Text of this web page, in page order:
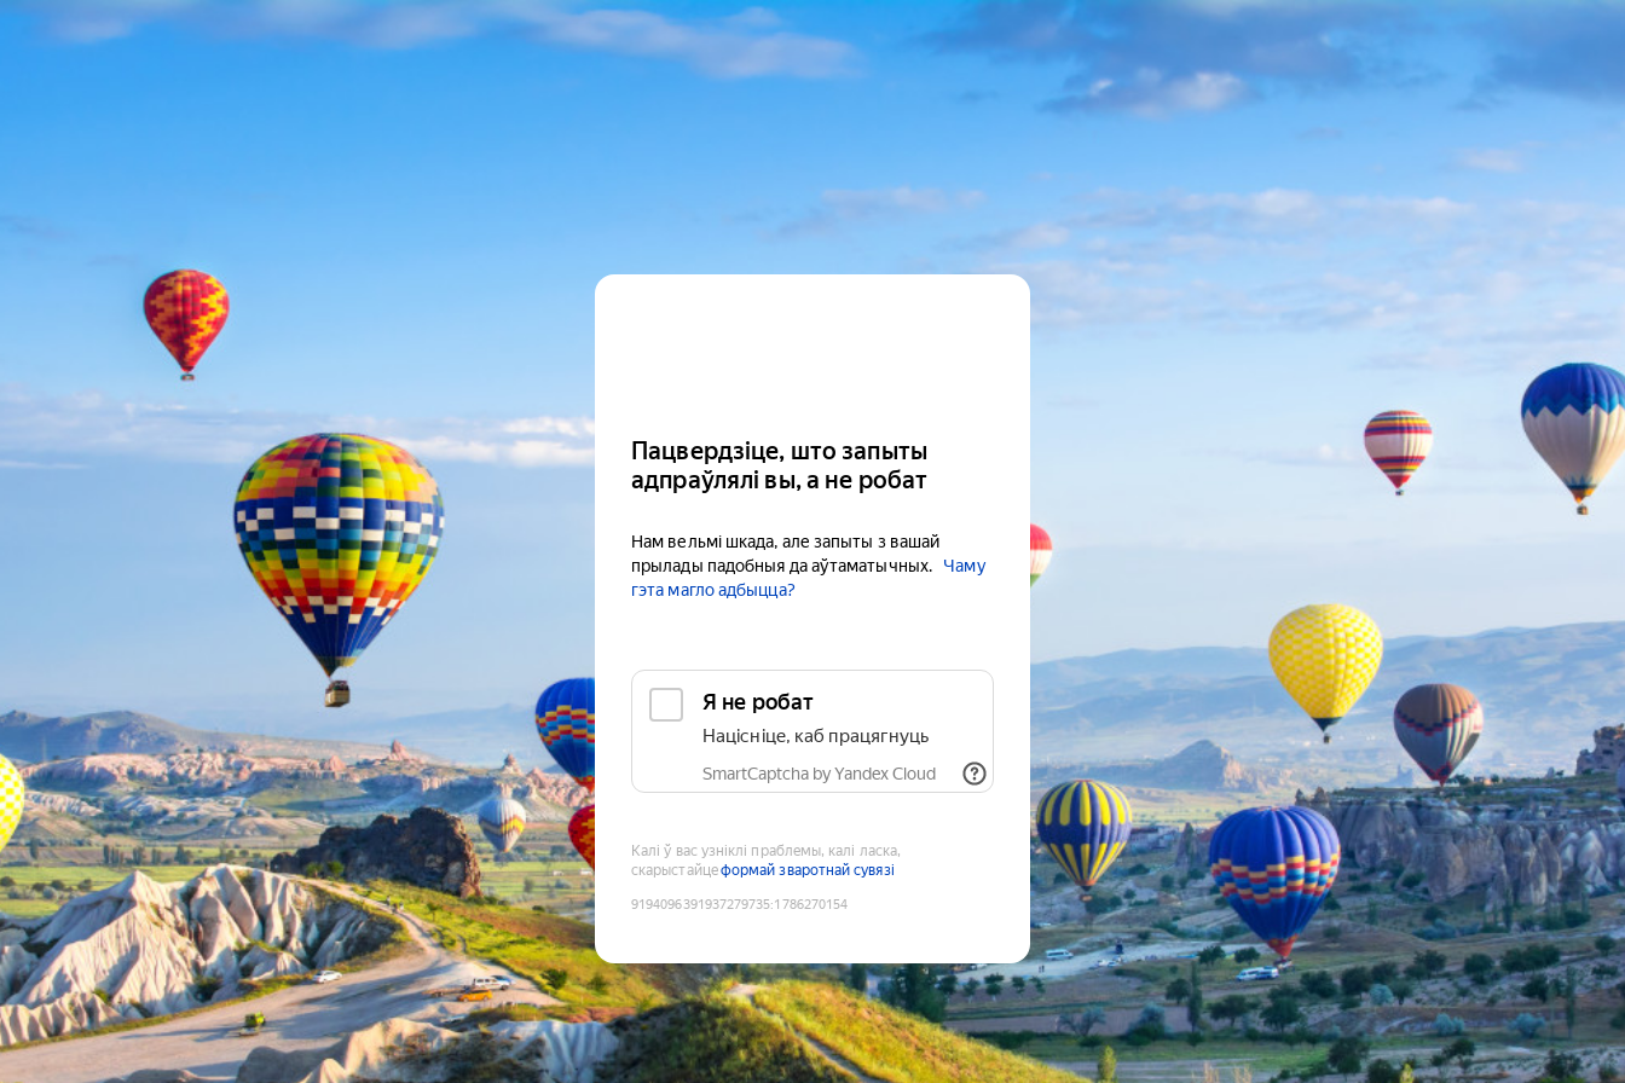
Пацвердзіце, што запыты
адпраўлялі вы, а не робат
Нам вельмі шкада, але запыты з вашай
прылады падобныя да аўтаматычных.
Чаму
гэта магло адбыцца?
Я не робат
Націсніце, каб працягнуць
SmartCaptcha by Yandex Cloud
Калі ў вас узніклі праблемы, калі ласка,
скарыстайцеформай зваротнай сувязі
9194096391937279735:1786270154